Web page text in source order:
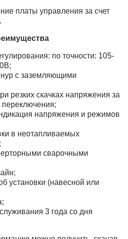
платы управления за счет
по точности: 105-
с заземляющими
резких скачках напряжения за
переключения;
напряжения и режимов
в неотапливаемых
сварочными
установки (навесной или
3 года со дня